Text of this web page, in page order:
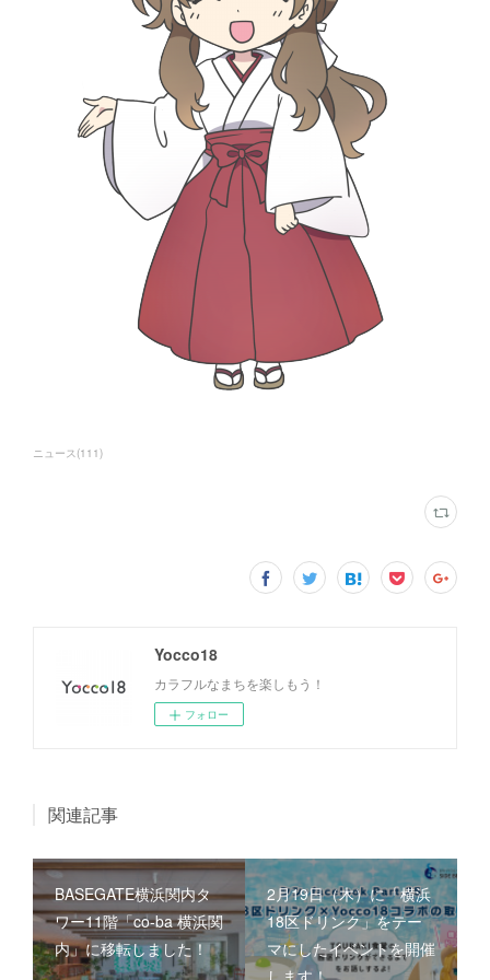
ニュース(111)
Yocco18
カラフルなまちを楽しもう！
フォロー
関連記事
BASEGATE横浜関内タ
ワー11階「co-ba 横浜関
内」に移転しました！
2月19日（木）に「横浜
18区ドリンク」をテー
マにしたイベントを開催
します！